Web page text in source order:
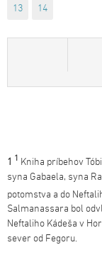
13 14
1 1 Kniha príbehov
syna Gabaela, syna
potomstva a do
Salmanassara bol
Neftaliho Kádeša v
sever od Fegoru.